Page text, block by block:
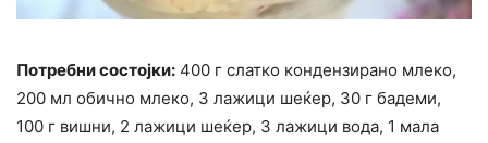
Потребни состојки: 400 г слатко кондензирано млеко,
200 мл обично млеко, 3 лажици шеќер, 30 г бадеми,
100 г вишни, 2 лажици шеќер, 3 лажици вода, 1 мала